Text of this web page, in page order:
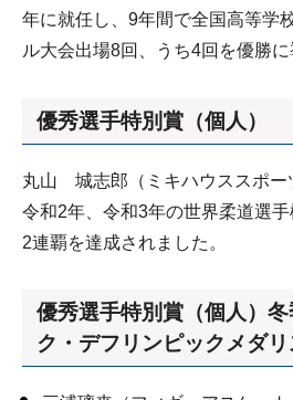
年に就任し、9年間で全国高等学
ル大会出場8回、うち4回を優勝に
優秀選手特別賞（個人）
丸山 城志郎（ミキハウススポー
令和2年、令和3年の世界柔道選手
2連覇を達成されました。
優秀選手特別賞（個人）
ク・デフリンピックメダリ